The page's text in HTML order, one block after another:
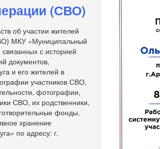
(СВО)
об участии жителей
МКУ «Муниципальный
с историей
документов,
и его жителей в
участников СВО,
фотографии,
СВО, их родственники,
фонды.
хранение
по адресу: г.